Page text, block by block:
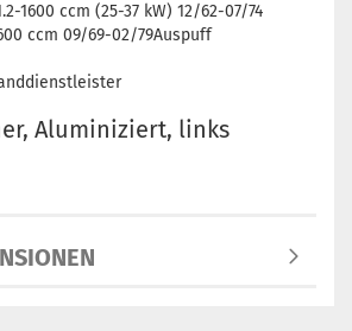
1600 ccm (25-37 kW) 12/62-07/74
ccm 09/69-02/79Auspuff
Aluminiziert, links